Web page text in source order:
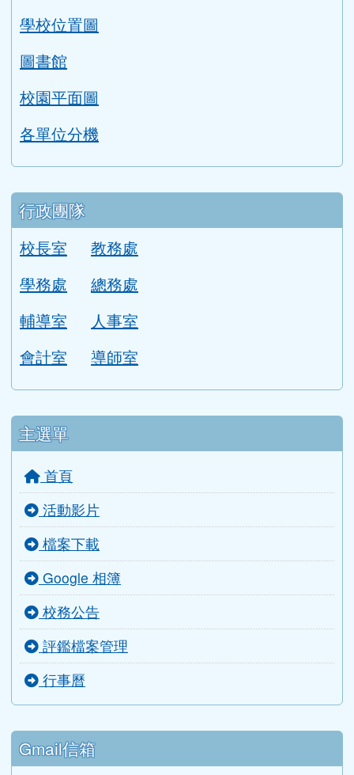
學校位置圖
圖書館
校園平面圖
各單位分機
行政團隊
校長室
教務處
學務處
總務處
輔導室
人事室
會計室
導師室
主選單
首頁
活動影片
檔案下載
Google 相簿
校務公告
評鑑檔案管理
行事曆
Gmail信箱